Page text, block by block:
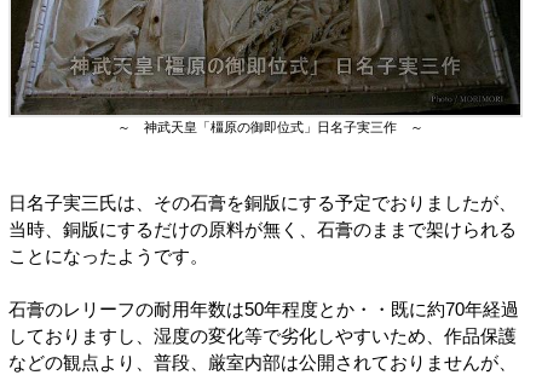
～ 神武天皇「橿原の御即位式」日名子実三作 ～
日名子実三氏は、その石膏を銅版にする予定でおりましたが、
当時、銅版にするだけの原料が無く、石膏のままで架けられる
ことになったようです。
石膏のレリーフの耐用年数は50年程度とか・・既に約70年経過
しておりますし、湿度の変化等で劣化しやすいため、作品保護
などの観点より、普段、厳室内部は公開されておりませんが、